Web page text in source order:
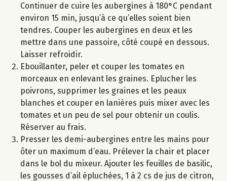
Continuer de cuire les aubergines à 180°C pendant
environ 15 min, jusqu’à ce qu’elles soient bien
tendres. Couper les aubergines en deux et les
mettre dans une passoire, côté coupé en dessous.
Laisser refroidir.
Ebouillanter, peler et couper les tomates en
morceaux en enlevant les graines. Eplucher les
poivrons, supprimer les graines et les peaux
blanches et couper en lanières puis mixer avec les
tomates et un peu de sel pour obtenir un coulis.
Réserver au frais.
Presser les demi-aubergines entre les mains pour
ôter un maximum d’eau. Prélever la chair et placer
dans le bol du mixeur. Ajouter les feuilles de basilic,
les gousses d’ail épluchées, 1 à 2 cs de jus de citron,